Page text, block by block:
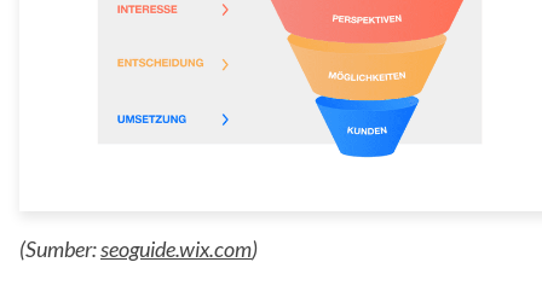
(Sumber:seoguide.wix.com)